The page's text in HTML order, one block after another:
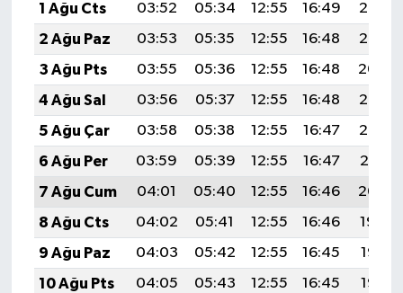
1 Ağu Cts
03:52 05:34 12:55 16:49
20:07
2 Ağu Paz
03:53 05:35 12:55 16:48
20:06
3 Ağu Pts
03:55 05:36 12:55 16:48
20:04
4 Ağu Sal
03:56 05:37 12:55 16:48
20:03
5 Ağu Çar
03:58 05:38 12:55 16:47
20:02
6 Ağu Per
03:59 05:39 12:55 16:47
20:01
7 Ağu Cum
04:01 05:40 12:55 16:46
20:00
8 Ağu Cts
04:02 05:41 12:55 16:46
19:59
9 Ağu Paz
04:03 05:42 12:55 16:45
19:57
10 Ağu Pts
04:05 05:43 12:55 16:45
19:56